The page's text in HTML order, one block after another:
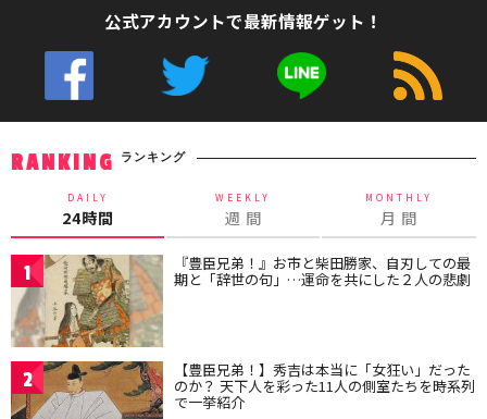
公式アカウントで最新情報ゲット！
RANKING ランキング
DAILY
24時間
WEEKLY
週 間
MONTHLY
月 間
1 『豊臣兄弟！』お市と柴田勝家、自刃しての最
期と「辞世の句」…運命を共にした２人の悲劇
2 【豊臣兄弟！】秀吉は本当に「女狂い」だった
のか？ 天下人を彩った11人の側室たちを時系列
で一挙紹介